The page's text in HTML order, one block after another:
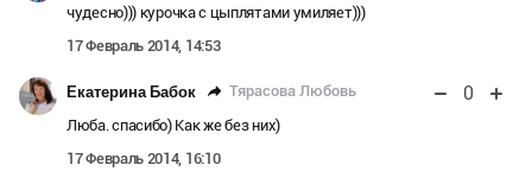
чудесно))) курочка с цыплятами умиляет)))
17 Февраль 2014, 14:53
Екатерина Бабок Тярасова Любовь 0
Люба. спасибо) Как же без них)
17 Февраль 2014, 16:10